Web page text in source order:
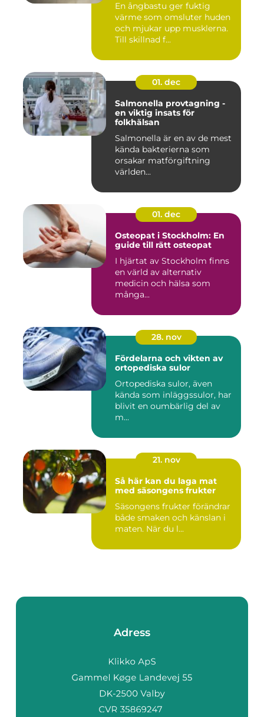
En ångbastu ger fuktig
värme som omsluter huden
och mjukar upp musklerna.
Till skillnad f...
01. dec
Salmonella provtagning -
en viktig insats för
folkhälsan
Salmonella är en av de mest
kända bakterierna som
orsakar matförgiftning
världen...
01. dec
Osteopat i Stockholm: En
guide till rätt osteopat
I hjärtat av Stockholm finns
en värld av alternativ
medicin och hälsa som
många...
28. nov
Fördelarna och vikten av
ortopediska sulor
Ortopediska sulor, även
kända som inläggssulor, har
blivit en oumbärlig del av
m...
21. nov
Så här kan du laga mat
med säsongens frukter
Säsongens frukter förändrar
både smaken och känslan i
maten. När du l...
Adress